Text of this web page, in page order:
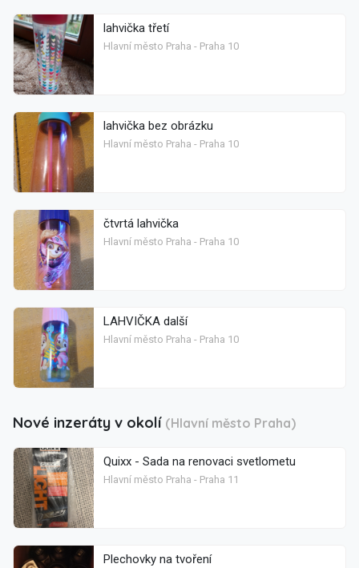
lahvička třetí
Hlavní město Praha - Praha 10
lahvička bez obrázku
Hlavní město Praha - Praha 10
čtvrtá lahvička
Hlavní město Praha - Praha 10
LAHVIČKA další
Hlavní město Praha - Praha 10
Nové inzeráty v okolí (Hlavní město Praha)
Quixx - Sada na renovaci svetlometu
Hlavní město Praha - Praha 11
Plechovky na tvoření